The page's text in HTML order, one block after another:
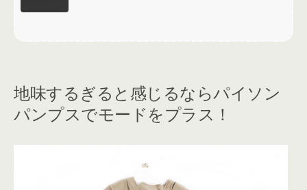
地味するぎると感じるならパイソン
パンプスでモードをプラス！